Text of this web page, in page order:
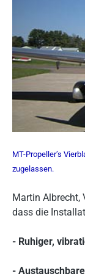
MT-Propeller’s
zugelassen.
Martin Albrecht,
dass die
- Ruhiger,
-